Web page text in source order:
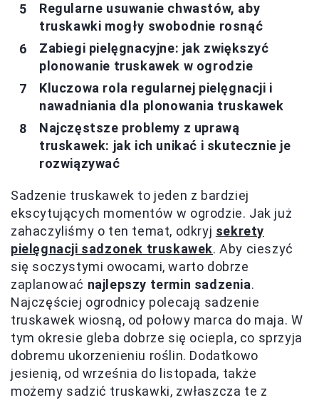
Regularne usuwanie chwastów, aby
truskawki mogły swobodnie rosnąć
Zabiegi pielęgnacyjne: jak zwiększyć
plonowanie truskawek w ogrodzie
Kluczowa rola regularnej pielęgnacji i
nawadniania dla plonowania truskawek
Najczęstsze problemy z uprawą
truskawek: jak ich unikać i skutecznie je
rozwiązywać
Sadzenie truskawek to jeden z bardziej
ekscytujących momentów w ogrodzie. Jak już
zahaczyliśmy o ten temat, odkryj sekrety
pielęgnacji sadzonek truskawek. Aby cieszyć
się soczystymi owocami, warto dobrze
zaplanować najlepszy termin sadzenia.
Najczęściej ogrodnicy polecają sadzenie
truskawek wiosną, od połowy marca do maja. W
tym okresie gleba dobrze się ociepla, co sprzyja
dobremu ukorzenieniu roślin. Dodatkowo
jesienią, od września do listopada, także
możemy sadzić truskawki, zwłaszcza te z